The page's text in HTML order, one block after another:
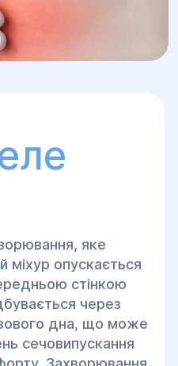
яке
міхур опускається
стінкою
через
дна, що може
сечовипускання